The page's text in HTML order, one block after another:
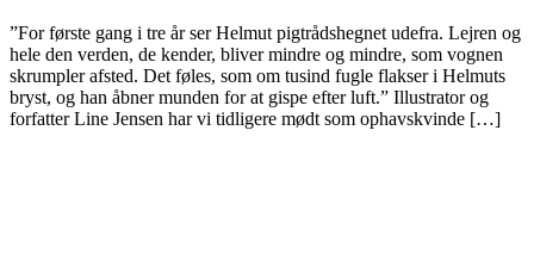
”For første gang i tre år ser Helmut pigtrådshegnet udefra. Lejren og
hele den verden, de kender, bliver mindre og mindre, som vognen
skrumpler afsted. Det føles, som om tusind fugle flakser i Helmuts
bryst, og han åbner munden for at gispe efter luft.” Illustrator og
forfatter Line Jensen har vi tidligere mødt som ophavskvinde […]